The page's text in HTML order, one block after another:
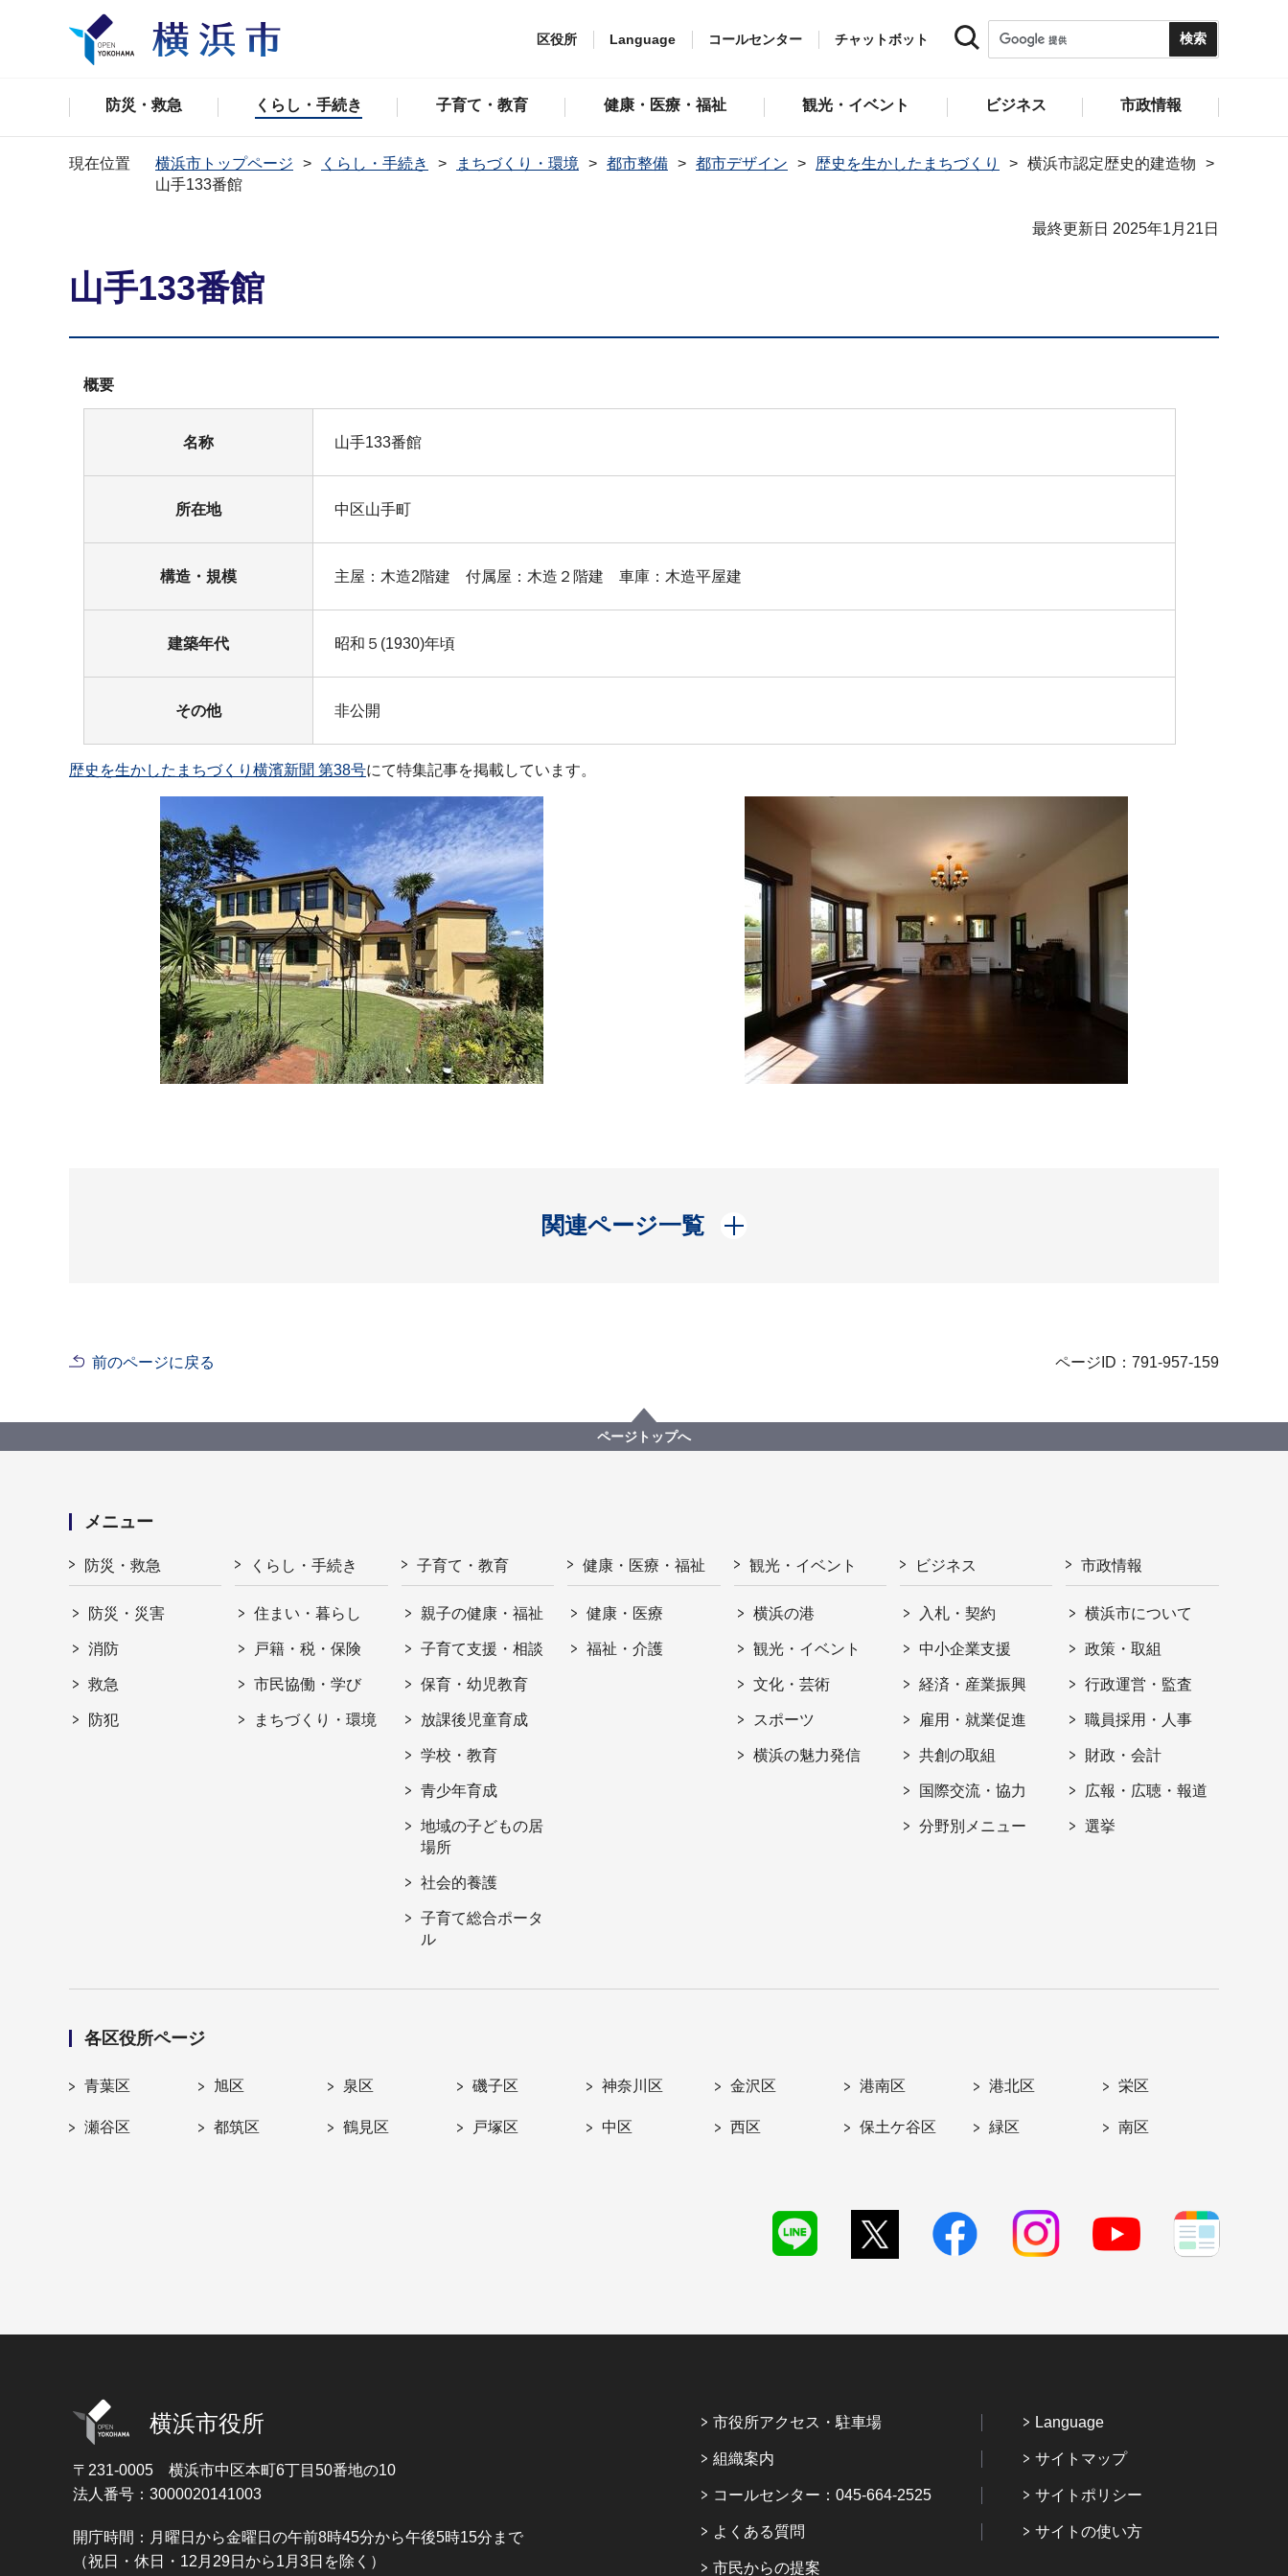
区役所 Language コールセンター チャットボット
防災・救急 くらし・手続き 子育て・教育 健康・医療・福祉 観光・イベント ビジネス 市政情報
現在位置 横浜市トップページ くらし・手続き まちづくり・環境 都市整備 都市デザイン 歴史を生かしたまちづくり
横浜市認定歴史的建造物
山手133番館
最終更新日 2025年1月21日
山手133番館
概要
名称 山手133番館
所在地 中区山手町
構造・規模 主屋：木造2階建 付属屋：木造２階建 車庫：木造平屋建
建築年代 昭和５(1930)年頃
その他 非公開
歴史を生かしたまちづくり横濱新聞 第38号にて特集記事を掲載しています。
関連ページ一覧
開く
前のページに戻る ページID：791-957-159
ページトップへ
メニュー
防災・救急
防災・災害
消防
救急
防犯
くらし・手続き
住まい・暮らし
戸籍・税・保険
市民協働・学び
まちづくり・環境
子育て・教育
親子の健康・福祉
子育て支援・相談
保育・幼児教育
放課後児童育成
学校・教育
青少年育成
地域の子どもの居
場所
社会的養護
子育て総合ポータ
ル
健康・医療・福祉
健康・医療
福祉・介護
観光・イベント
横浜の港
観光・イベント
文化・芸術
スポーツ
横浜の魅力発信
ビジネス
入札・契約
中小企業支援
経済・産業振興
雇用・就業促進
共創の取組
国際交流・協力
分野別メニュー
市政情報
横浜市について
政策・取組
行政運営・監査
職員採用・人事
財政・会計
広報・広聴・報道
選挙
各区役所ページ
青葉区 旭区 泉区 磯子区 神奈川区 金沢区 港南区 港北区 栄区
瀬谷区 都筑区 鶴見区 戸塚区 中区 西区 保土ケ谷区 緑区 南区
横浜市役所
〒231-0005 横浜市中区本町6丁目50番地の10
法人番号：3000020141003
開庁時間：月曜日から金曜日の午前8時45分から午後5時15分まで
（祝日・休日・12月29日から1月3日を除く）
市役所アクセス・駐車場
組織案内
コールセンター：045-664-2525
よくある質問
市民からの提案
Language
サイトマップ
サイトポリシー
サイトの使い方